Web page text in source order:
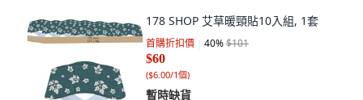
178 SHOP 艾草暖頸貼10入組, 1套
首購折扣價 40%$101
$60
($6.00/1個)
暫時缺貨